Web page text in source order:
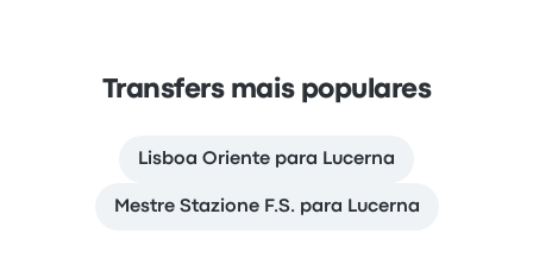
Transfers mais populares
Lisboa Oriente para Lucerna
Mestre Stazione F.S. para Lucerna